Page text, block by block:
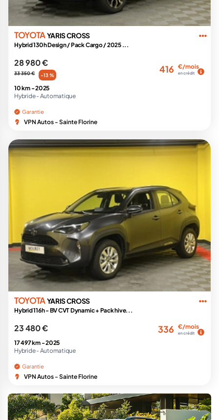
TOYOTAYARIS CROSS
Hybrid 130h Design / Pack Cargo / 2025 ...
28 980 €
33 350 € -13 %
416 €/mois
en crédit
10 km -2025
Hybride - Automatique
Garantie
VPN Autos - Sainte Florine
TOYOTAYARIS CROSS
Hybrid 116h - BV CVT Dynamic + Pack hive...
23 480 € 336 €/mois
en crédit
17 497 km -2025
Hybride - Automatique
Garantie
VPN Autos - Sainte Florine